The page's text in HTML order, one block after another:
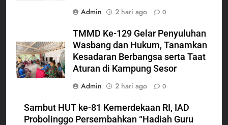
Admin
2 hari ago 0
TMMD Ke-129 Gelar Penyuluhan
Wasbang dan Hukum, Tanamkan
Kesadaran Berbangsa serta Taat
Aturan di Kampung Sesor
Admin
2 hari ago 0
Sambut HUT ke-81 Kemerdekaan RI, IAD
Probolinggo Persembahkan “Hadiah Guru